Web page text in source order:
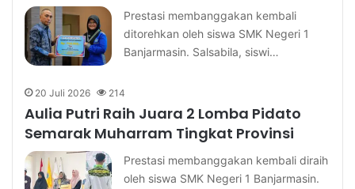
Prestasi membanggakan kembali
ditorehkan oleh siswa SMK Negeri 1
Banjarmasin. Salsabila, siswi…
20 Juli 2026 214
Aulia Putri Raih Juara 2 Lomba Pidato
Semarak Muharram Tingkat Provinsi
Prestasi membanggakan kembali diraih
oleh siswa SMK Negeri 1 Banjarmasin.